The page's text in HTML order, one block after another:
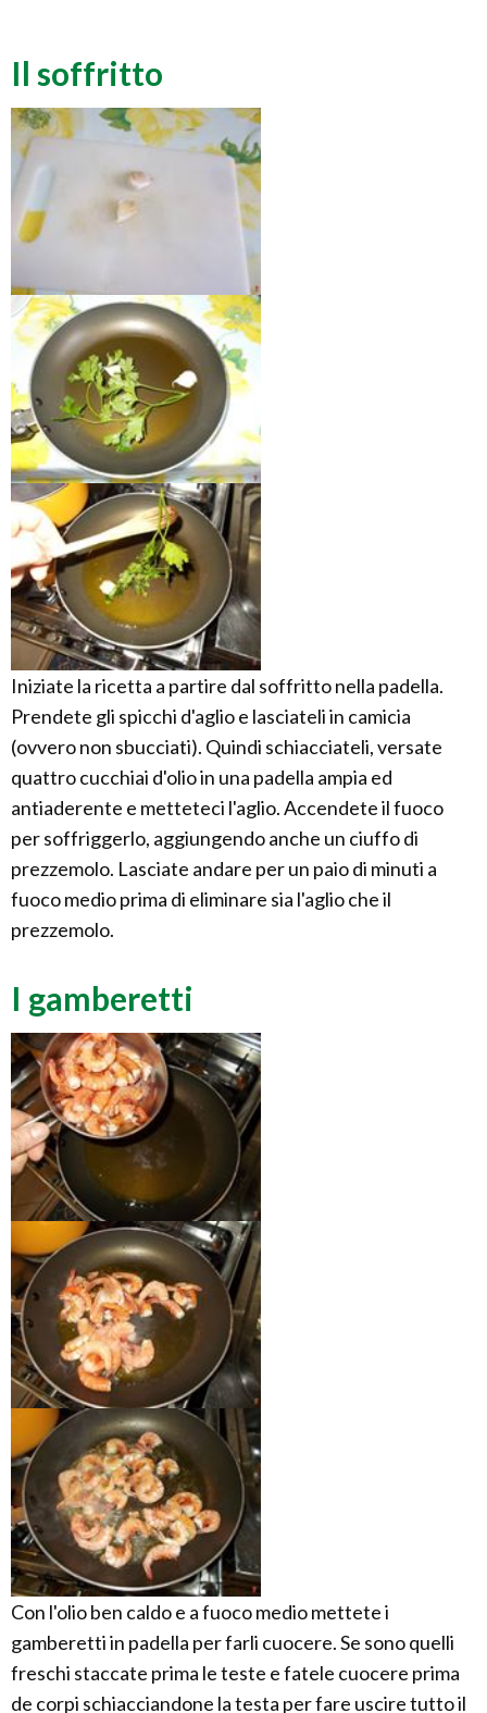
Il soffritto
Iniziate la ricetta a partire dal soffritto nella padella.
Prendete gli spicchi d'aglio e lasciateli in camicia
(ovvero non sbucciati). Quindi schiacciateli, versate
quattro cucchiai d'olio in una padella ampia ed
antiaderente e metteteci l'aglio. Accendete il fuoco
per soffriggerlo, aggiungendo anche un ciuffo di
prezzemolo. Lasciate andare per un paio di minuti a
fuoco medio prima di eliminare sia l'aglio che il
prezzemolo.
I gamberetti
Con l'olio ben caldo e a fuoco medio mettete i
gamberetti in padella per farli cuocere. Se sono quelli
freschi staccate prima le teste e fatele cuocere prima
de corpi schiacciandone la testa per fare uscire tutto il